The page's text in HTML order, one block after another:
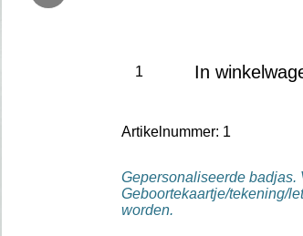
In
Artikelnummer: 1
Gepersonaliseerde badjas.
Geboortekaartje/tekening/
worden.